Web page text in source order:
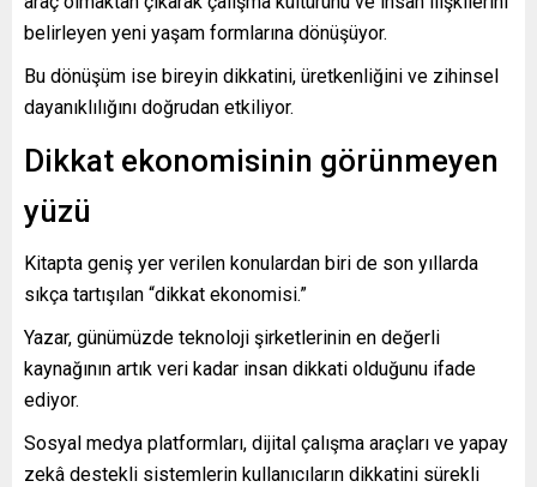
belirleyen yeni yaşam formlarına dönüşüyor.
Bu dönüşüm ise bireyin dikkatini, üretkenliğini ve zihinsel
dayanıklılığını doğrudan etkiliyor.
Dikkat ekonomisinin görünmeyen
yüzü
Kitapta geniş yer verilen konulardan biri de son yıllarda
sıkça tartışılan “dikkat ekonomisi.”
Yazar, günümüzde teknoloji şirketlerinin en değerli
kaynağının artık veri kadar insan dikkati olduğunu ifade
ediyor.
Sosyal medya platformları, dijital çalışma araçları ve yapay
zekâ destekli sistemlerin kullanıcıların dikkatini sürekli